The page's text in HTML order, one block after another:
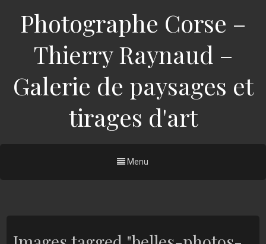
Photographe Corse –
Thierry Raynaud –
Galerie de paysages et
tirages d'art
Menu